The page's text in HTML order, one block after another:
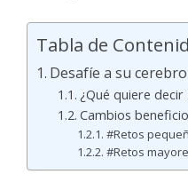
Tabla de
Desafíe a su
¿Qué quiere
Cambios
#Retos
#Retos